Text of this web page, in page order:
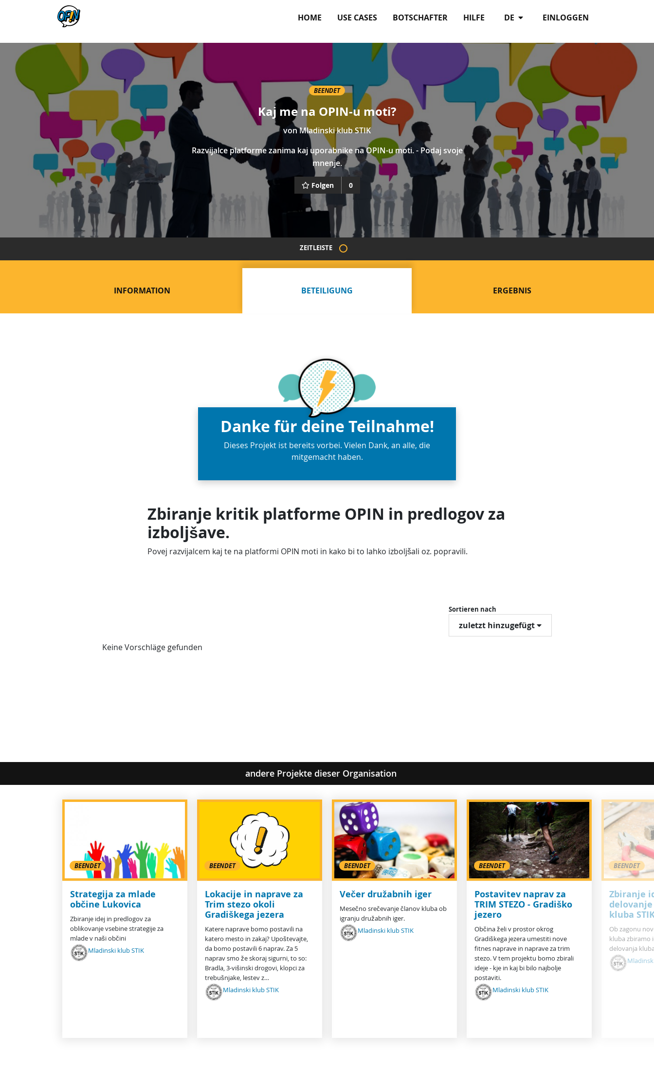
EINLOGGEN
DE
HOME USE CASES BOTSCHAFTER HILFE
BEENDET
Kaj me na OPIN-u moti?
vonMladinski klub STIK
Razvijalce platforme zanima kaj uporabnike na OPIN-u moti. - Podaj svoje
mnenje.
Folgen 0
ZEITLEISTE
INFORMATION BETEILIGUNG ERGEBNIS
Danke für deine Teilnahme!
Dieses Projekt ist bereits vorbei. Vielen Dank, an alle, die
mitgemacht haben.
Zbiranje kritik platforme OPIN in predlogov za
izboljšave.
Povej razvijalcem kaj te na platformi OPIN moti in kako bi to lahko izboljšali oz. popravili.
Sortieren nach
zuletzt hinzugefügt
Keine Vorschläge gefunden
andere Projekte dieser Organisation
BEENDET
Strategija za mlade
občine Lukovica
Zbiranje idej in predlogov za
oblikovanje vsebine strategije za
mlade v naši občini
Mladinski klub STIK
BEENDET
Lokacije in naprave za
Trim stezo okoli
Gradiškega jezera
Katere naprave bomo postavili na
katero mesto in zakaj? Upoštevajte,
da bomo postavili 6 naprav. Za 5
naprav smo že skoraj sigurni, to so:
Bradla, 3-višinski drogovi, klopci za
trebušnjake, lestev z…
Mladinski klub STIK
BEENDET
Večer družabnih iger
Mesečno srečevanje članov kluba ob
igranju družabnih iger.
Mladinski klub STIK
BEENDET
Postavitev naprav za
TRIM STEZO - Gradiško
jezero
Občina želi v prostor okrog
Gradiškega jezera umestiti nove
fitnes naprave in naprave za trim
stezo. V tem projektu bomo zbirali
ideje - kje in kaj bi bilo najbolje
postaviti.
Mladinski klub STIK
BEENDET
Zbiranje
kluba
Ob zagonu
kluba zbiramo
delovanja